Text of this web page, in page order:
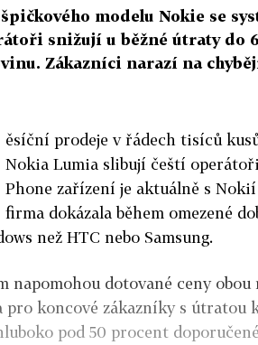
modelu Nokie se
snižují u běžné útraty do
Zákazníci narazí na
ěsíční prodeje v řádech tisíců
Nokia Lumia slibují čeští
Phone zařízení je aktuálně s
firma dokázala během omezené
než HTC nebo Samsung.
napomohou dotované ceny
pro koncové zákazníky s útratou
pod 50 procent